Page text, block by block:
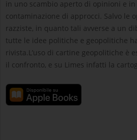
in uno scambio aperto di opinioni e in
contaminazione di approcci. Salvo le
razziste, in quanto tali avverse a un
tutte le idee politiche e geopolitiche
rivista.L’uso di cartine geopolitiche è
il confronto, e su Limes infatti la